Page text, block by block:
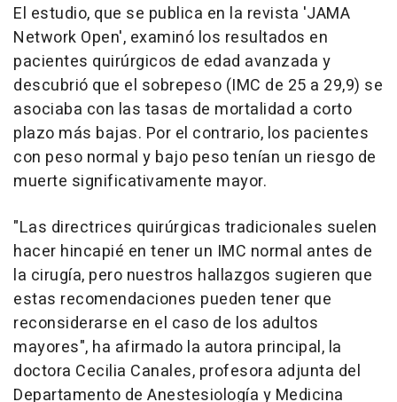
El estudio, que se publica en la revista 'JAMA
Network Open', examinó los resultados en
pacientes quirúrgicos de edad avanzada y
descubrió que el sobrepeso (IMC de 25 a 29,9) se
asociaba con las tasas de mortalidad a corto
plazo más bajas. Por el contrario, los pacientes
con peso normal y bajo peso tenían un riesgo de
muerte significativamente mayor.
"Las directrices quirúrgicas tradicionales suelen
hacer hincapié en tener un IMC normal antes de
la cirugía, pero nuestros hallazgos sugieren que
estas recomendaciones pueden tener que
reconsiderarse en el caso de los adultos
mayores", ha afirmado la autora principal, la
doctora Cecilia Canales, profesora adjunta del
Departamento de Anestesiología y Medicina